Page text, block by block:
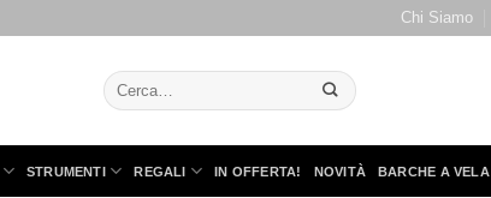
Chi Siamo
Cerca:
STRUMENTI REGALI IN OFFERTA! NOVITÀ BARCHE A VELA